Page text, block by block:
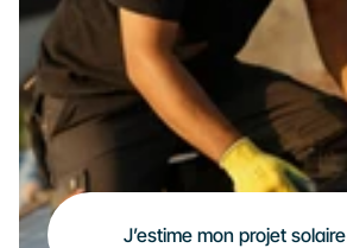
J’estime mon projet solaire